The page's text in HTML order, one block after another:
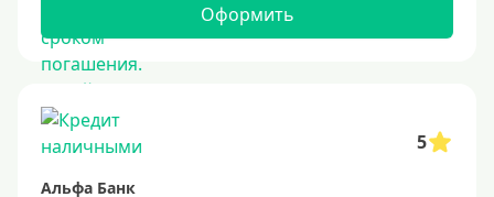
Ставка
4%
Оформить
5
Альфа Банк